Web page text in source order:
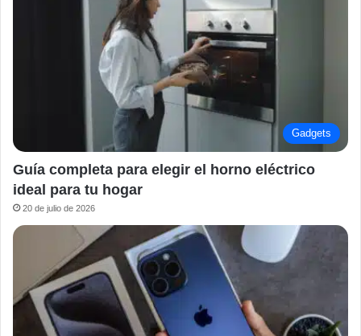
Gadgets
Guía completa para elegir el horno eléctrico
ideal para tu hogar
20 de julio de 2026